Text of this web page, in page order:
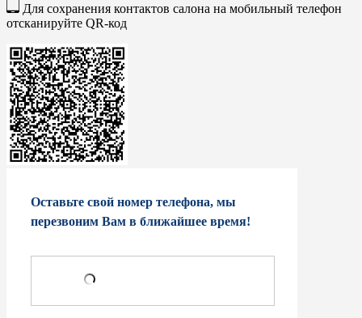
Для сохранения контактов салона на мобильный телефон
отсканируйте QR-код
Оставьте свой номер телефона, мы
перезвоним Вам в ближайшее время!